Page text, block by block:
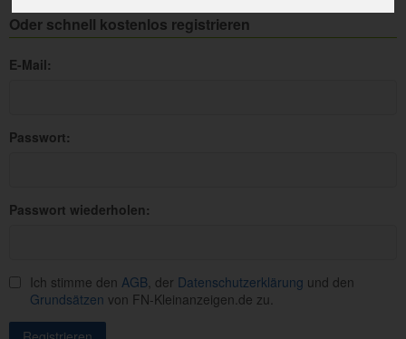
Oder schnell kostenlos registrieren
E-Mail:
Passwort:
Passwort wiederholen:
Ich stimme den AGB, der Datenschutzerklärung und den
Grundsätzen von FN-Kleinanzeigen.de zu.